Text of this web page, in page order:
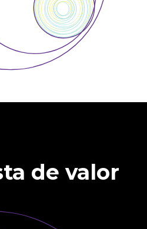
de valor